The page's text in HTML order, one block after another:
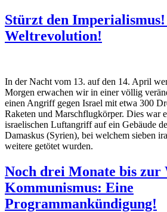
Stürzt den
Weltrevolution!
In der Nacht vom 13. auf den 14. April
Morgen erwachen wir in einer völlig
einen Angriff gegen Israel mit etwa 300
Raketen und Marschflugkörper. Dies war
israelischen Luftangriff auf ein Gebäude
Damaskus (Syrien), bei welchem sieben
weitere getötet wurden.
Noch drei Monate bis zur
Kommunismus: Eine
Programmankündigung!